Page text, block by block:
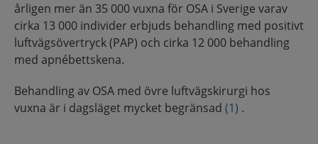
årligen mer än 35 000 vuxna för OSA i Sverige varav
cirka 13 000 individer erbjuds behandling med positivt
luftvägsövertryck (PAP) och cirka 12 000 behandling
med apnébettskena.
Behandling av OSA med övre luftvägskirurgi hos
vuxna är i dagsläget mycket begränsad (1) .